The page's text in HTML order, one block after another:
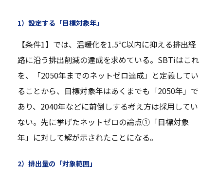
1）設定する「目標対象年」
【条件1】では、温暖化を1.5℃以内に抑える排出経
路に沿う排出削減の達成を求めている。SBTiはこれ
を、「2050年までのネットゼロ達成」と定義してい
ることから、目標対象年はあくまでも「2050年」で
あり、2040年などに前倒しする考え方は採用してい
ない。先に挙げたネットゼロの論点①「目標対象
年」に対して解が示されたことになる。
2）排出量の「対象範囲」